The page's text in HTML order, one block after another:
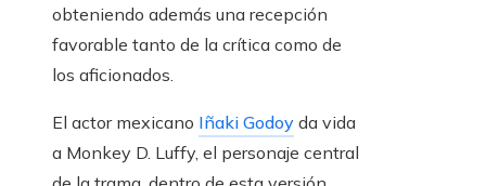
obteniendo además una recepción
favorable tanto de la crítica como de
los aficionados.
El actor mexicano Iñaki Godoy da vida
a Monkey D. Luffy, el personaje central